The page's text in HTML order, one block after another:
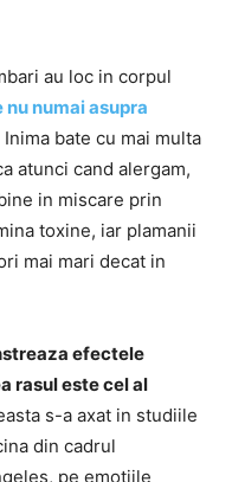
au loc in corpul
numai asupra
Inima bate cu mai multa
atunci cand alergam,
in miscare prin
toxine, iar plamanii
mai mari decat in
efectele
rasul este cel al
s-a axat in studiile
din cadrul
pe emotiile